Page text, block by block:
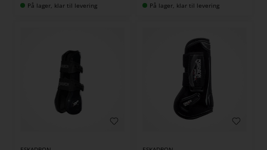
På lager, klar til levering På lager, klar til levering